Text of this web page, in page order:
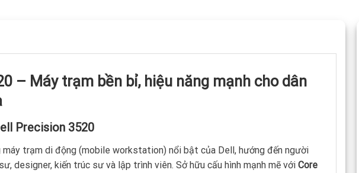
– Máy trạm bền bỉ, hiệu năng mạnh cho dân
Precision 3520
trạm di động (mobile workstation) nổi bật của Dell, hướng đến người
designer, kiến trúc sư và lập trình viên. Sở hữu cấu hình mạnh mẽ với Core